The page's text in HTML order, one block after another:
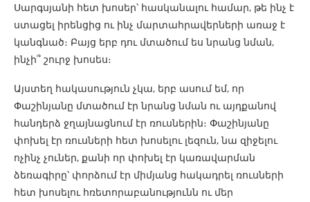
Սարգսյանի հետ խոսեր՝ հասկանալու համար, թե ինչ է
ստացել իրենցից ու ինչ մարտահրավերների առաջ է
կանգնած։ Բայց երբ դու մտածում ես նրանց նման,
ինչի՞ շուրջ խոսես։
Այստեղ հակասություն չկա, երբ ասում եմ, որ
Փաշինյանը մտածում էր նրանց նման ու այդքանով
հանդերձ ջղայնացնում էր ռուսներին։ Փաշինյանը
փոխել էր ռուսների հետ խոսելու լեզուն, նա զիջելու
ոչինչ չուներ, քանի որ փոխել էր կառավարման
ձեռագիրը՝ փորձում էր միմյանց հակադրել ռուսների
հետ խոսելու հռետորաբանությունն ու մեր